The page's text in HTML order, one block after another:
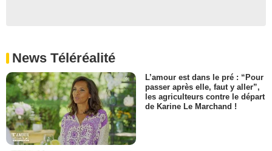
News Téléréalité
L’amour est dans le pré : “Pour
passer après elle, faut y aller”,
les agriculteurs contre le départ
de Karine Le Marchand !